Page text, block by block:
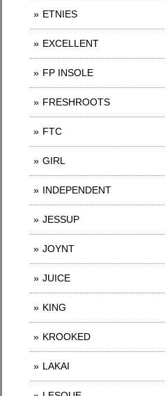
ETNIES
EXCELLENT
FP INSOLE
FRESHROOTS
FTC
GIRL
INDEPENDENT
JESSUP
JOYNT
JUICE
KING
KROOKED
LAKAI